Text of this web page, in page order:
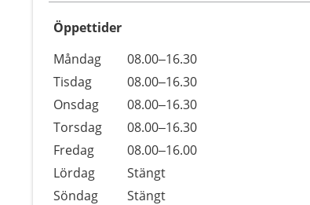
Öppettider
Dag
Öppettider
Kommentarer
Måndag
08.00–16.30
Tisdag
08.00–16.30
Onsdag
08.00–16.30
Torsdag
08.00–16.30
Fredag
08.00–16.00
Lördag
Stängt
Söndag
Stängt